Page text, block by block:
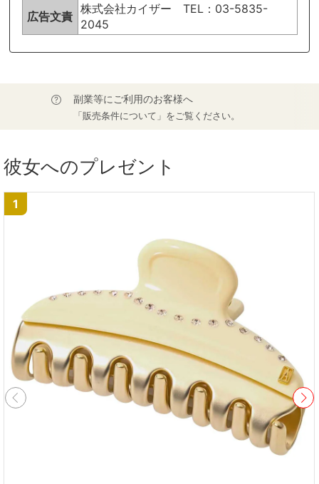
広告文責
株式会社カイザー TEL：03-5835-
2045
副業等にご利用のお客様へ
「販売条件について」をご覧ください。
彼女へのプレゼント
1